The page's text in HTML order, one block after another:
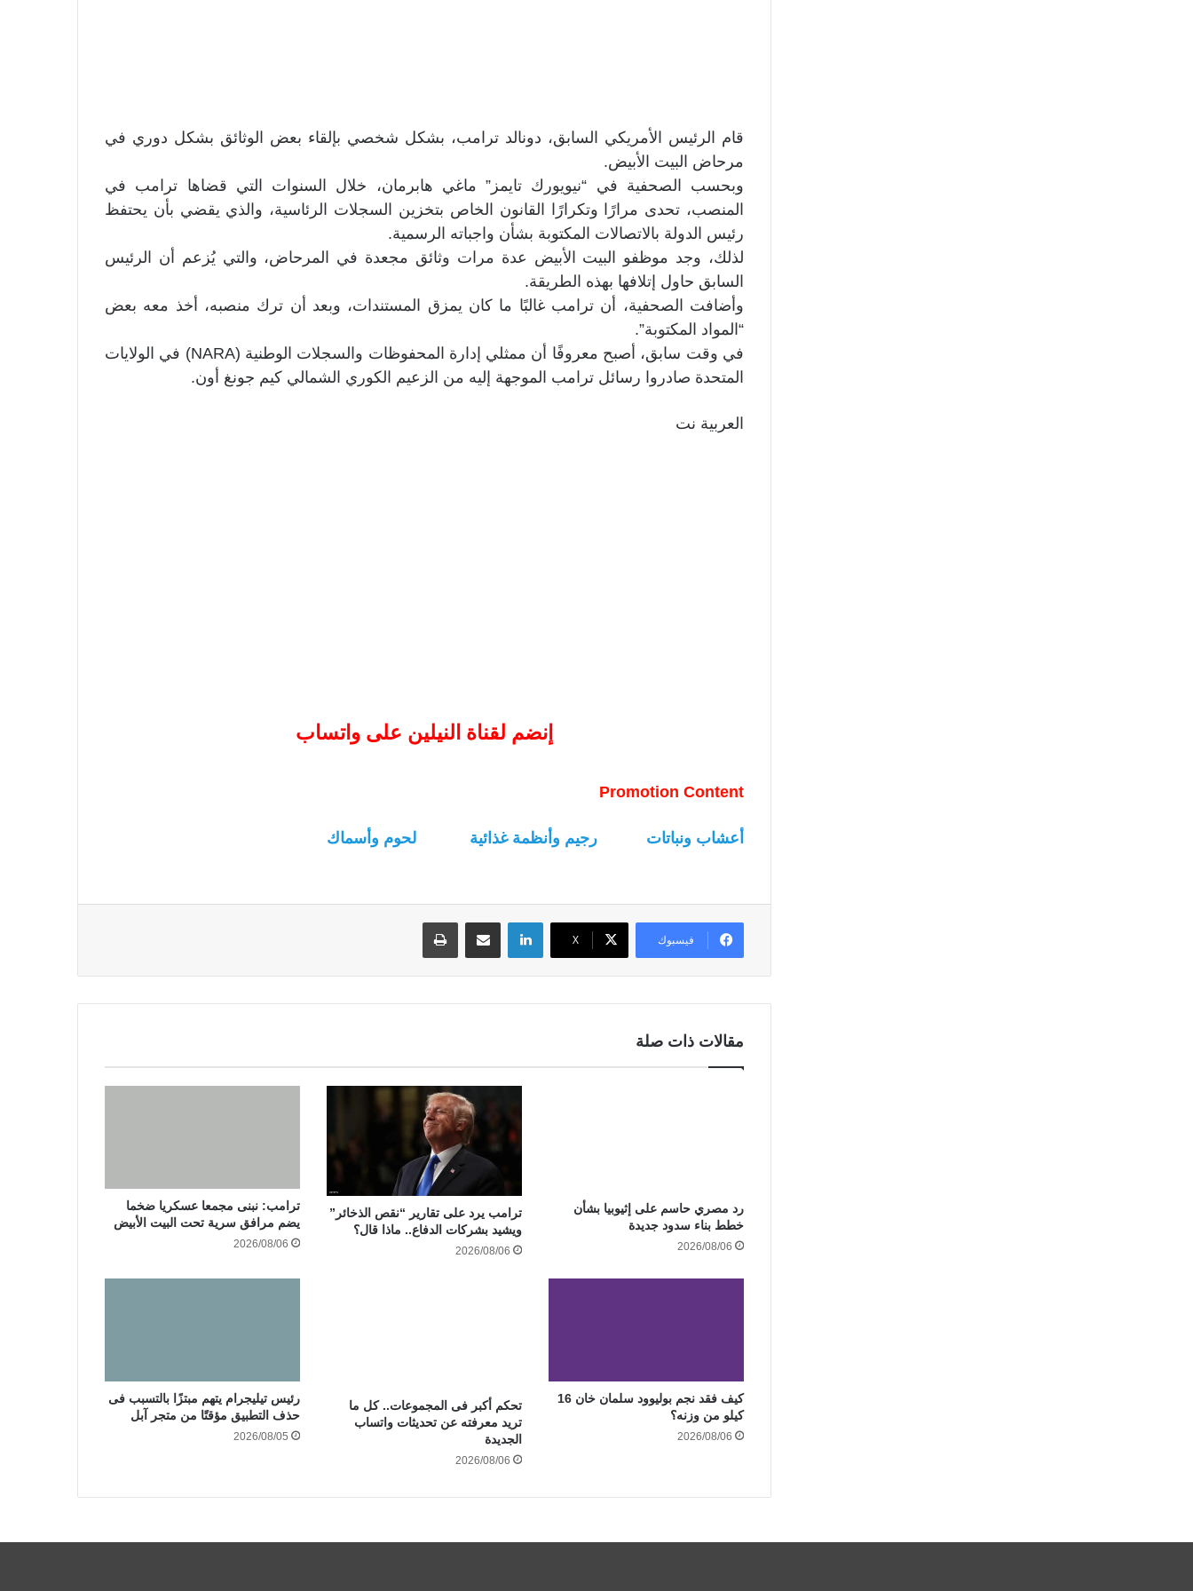
قام الرئيس الأمريكي السابق، دونالد ترامب، بشكل شخصي بإلقاء بعض الوثائق بشكل دوري في
مرحاض البيت الأبيض.
وبحسب الصحفية في “نيويورك تايمز” ماغي هابرمان، خلال السنوات التي قضاها ترامب في
المنصب، تحدى مرارًا وتكرارًا القانون الخاص بتخزين السجلات الرئاسية، والذي يقضي بأن يحتفظ
رئيس الدولة بالاتصالات المكتوبة بشأن واجباته الرسمية.
لذلك، وجد موظفو البيت الأبيض عدة مرات وثائق مجعدة في المرحاض، والتي يُزعم أن الرئيس
السابق حاول إتلافها بهذه الطريقة.
وأضافت الصحفية، أن ترامب غالبًا ما كان يمزق المستندات، وبعد أن ترك منصبه، أخذ معه بعض
“المواد المكتوبة”.
في وقت سابق، أصبح معروفًا أن ممثلي إدارة المحفوظات والسجلات الوطنية (NARA) في الولايات
المتحدة صادروا رسائل ترامب الموجهة إليه من الزعيم الكوري الشمالي كيم جونغ أون.
العربية نت
إنضم لقناة النيلين على واتساب
Promotion Content
أعشاب ونباتات رجيم وأنظمة غذائية لحوم وأسماك
فيسبوك ‫X
لينكدإن
مقالات ذات صلة
رد مصري حاسم على إثيوبيا بشأن
خطط بناء سدود جديدة
2026/08/06
ترامب يرد على تقارير “نقص الذخائر”
ويشيد بشركات الدفاع.. ماذا قال؟
2026/08/06
ترامب: نبنى مجمعا عسكريا ضخما
يضم مرافق سرية تحت البيت الأبيض
2026/08/06
كيف فقد نجم بوليوود سلمان خان 16
كيلو من وزنه؟
2026/08/06
تحكم أكبر فى المجموعات.. كل ما
تريد معرفته عن تحديثات واتساب
الجديدة
2026/08/06
رئيس تيليجرام يتهم مبتزًا بالتسبب فى
حذف التطبيق مؤقتًا من متجر آبل
2026/08/05